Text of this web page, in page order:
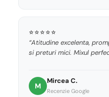
⭐⭐⭐⭐⭐
“Atitudine excelenta,
si preturi mici. Mixul
M
Mircea C.
Recenzie Google